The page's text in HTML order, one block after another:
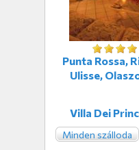
Punta Rossa,
Ulisse,
Villa Dei
Minden szálloda